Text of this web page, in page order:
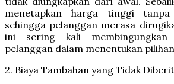
menetapkan harga tinggi
sehingga pelanggan merasa
ini sering kali membingungkan
pelanggan dalam menentukan
2. Biaya Tambahan yang Tidak